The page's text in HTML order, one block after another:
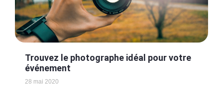
Trouvez le photographe idéal pour votre
événement
28 mai 2020